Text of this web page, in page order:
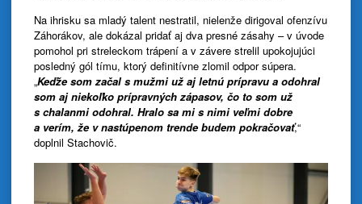
Na ihrisku sa mladý talent nestratil, nielenže dirigoval ofenzívu
Záhorákov, ale dokázal pridať aj dva presné zásahy – v úvode
pomohol pri streleckom trápení a v závere strelil upokojujúci
posledný gól tímu, ktorý definitívne zlomil odpor súpera.
„Keďže som začal s mužmi už aj letnú prípravu a odohral
som aj niekoľko prípravných zápasov, čo to som už
s chalanmi odohral. Hralo sa mi s nimi veľmi dobre
a verím, že v nastúpenom trende budem pokračovať,“
doplnil Stachovič.